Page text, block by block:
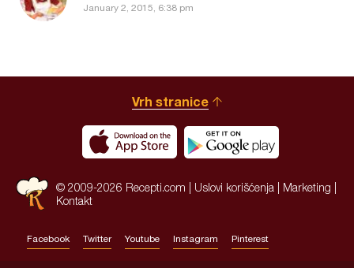
January 2, 2015, 6:38 pm
Vrh stranice
© 2009-2026 Recepti.com | Uslovi korišćenja Marketing
Kontakt
Facebook Twitter Youtube Instagram Pinterest